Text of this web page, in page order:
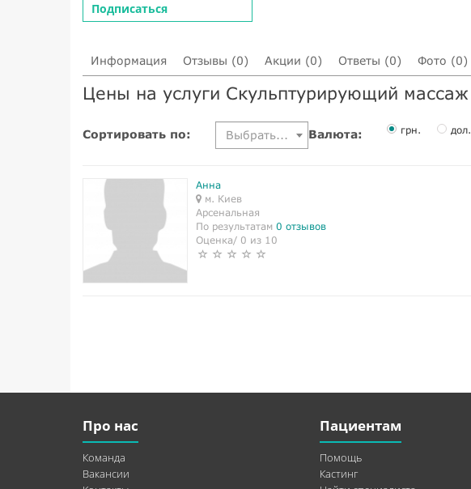
Подписаться
Информация Отзывы (0) Акции (0) Ответы (0) Фото (0)
Цены на услуги Скульптурирующий массаж
Сортировать по: Выбрать... Валюта: грн. дол.
Анна
м. Киев
Арсенальная
По результатам 0 отзывов
Оценка/ 0 из 10
Про нас
Команда
Вакансии
Пациентам
Помощь
Кастинг